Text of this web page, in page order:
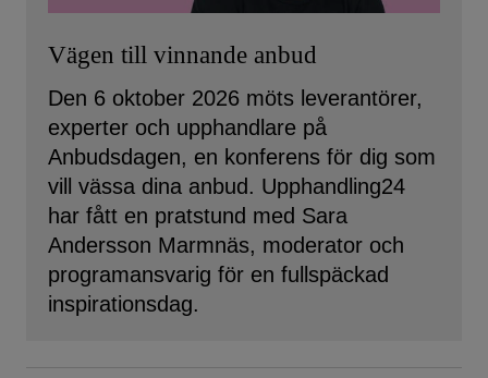
Vägen till vinnande anbud
Den 6 oktober 2026 möts leverantörer,
experter och upphandlare på
Anbudsdagen, en konferens för dig som
vill vässa dina anbud. Upphandling24
har fått en pratstund med Sara
Andersson Marmnäs, moderator och
programansvarig för en fullspäckad
inspirationsdag.